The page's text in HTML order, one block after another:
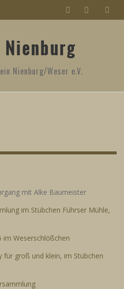
Nienburg/Weser e.V.
mit Alke Baumeister
im Stübchen Führser Mühle,
im Weserschlößchen
für groß und klein, im Stübchen